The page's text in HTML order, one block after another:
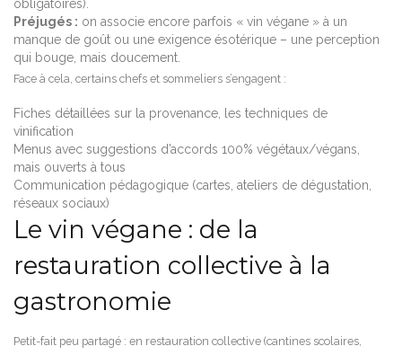
obligatoires).
Préjugés : on associe encore parfois « vin végane » à un
manque de goût ou une exigence ésotérique – une perception
qui bouge, mais doucement.
Face à cela, certains chefs et sommeliers s’engagent :
Fiches détaillées sur la provenance, les techniques de
vinification
Menus avec suggestions d’accords 100% végétaux/végans,
mais ouverts à tous
Communication pédagogique (cartes, ateliers de dégustation,
réseaux sociaux)
Le vin végane : de la
restauration collective à la
gastronomie
Petit-fait peu partagé : en restauration collective (cantines scolaires,